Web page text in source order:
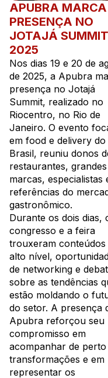
APUBRA MARCA
PRESENÇA NO
JOTAJÁ SUMMIT
2025
Nos dias 19 e 20 de
de 2025, a Apubra
presença no Jotajá
Summit, realizado no
Riocentro, no Rio de
Janeiro. O evento
em food e delivery do
Brasil, reuniu donos
restaurantes, grandes
marcas, especialistas
referências do
gastronômico.
Durante os dois dias,
congresso e a feira
trouxeram conteúdos
alto nível,
de networking e
sobre as tendências
estão moldando o
do setor. A presença
Apubra reforçou seu
compromisso em
acompanhar de perto
transformações e em
representar os